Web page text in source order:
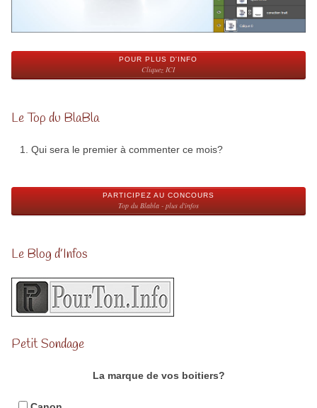
POUR PLUS D'INFO
Cliquez ICI
Le Top du BlaBla
Qui sera le premier à commenter ce mois?
PARTICIPEZ AU CONCOURS
Top du Blabla - plus d'infos
Le Blog d’Infos
Petit Sondage
La marque de vos boitiers?